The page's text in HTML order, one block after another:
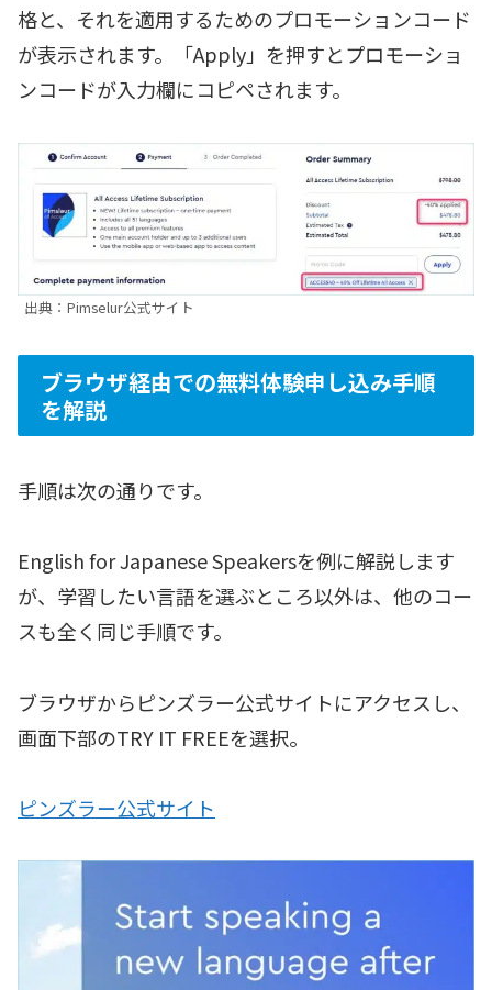
格と、それを適用するためのプロモーションコード
が表示されます。「Apply」を押すとプロモーショ
ンコードが入力欄にコピペされます。
出典：Pimselur公式サイト
ブラウザ経由での無料体験申し込み手順
を解説
手順は次の通りです。
English for Japanese Speakersを例に解説します
が、学習したい言語を選ぶところ以外は、他のコー
スも全く同じ手順です。
ブラウザからピンズラー公式サイトにアクセスし、
画面下部のTRY IT FREEを選択。
ピンズラー公式サイト